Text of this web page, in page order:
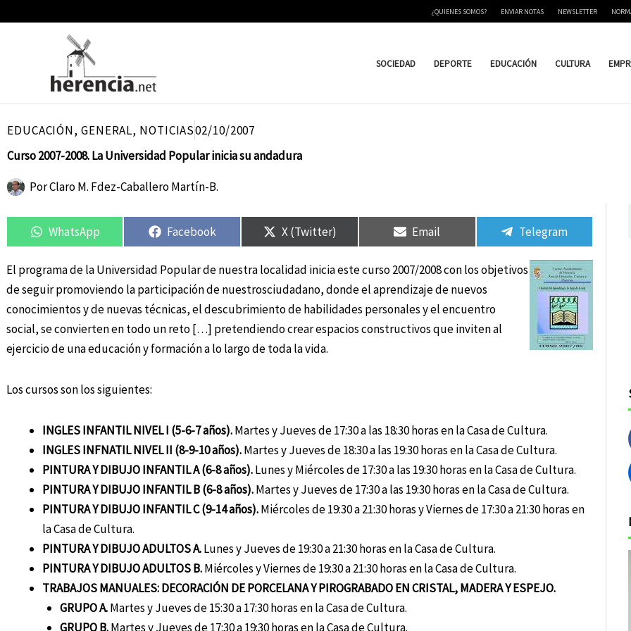
¿QUIENES SOMOS? ENVIAR NOTAS NEWSLETTER
SOCIEDAD DEPORTE EDUCACIÓN CULTURA
EDUCACIÓN, GENERAL, NOTICIAS02/10/2007
Curso 2007-2008. La Universidad Popular inicia su andadura
PorClaro M. Fdez-Caballero Martín-B.
en
WhatsApp
en
Facebook
en
X (Twitter)
en
Email
en
Telegram
El programa de la Universidad Popular de nuestra localidad inicia este curso 2007/2008 con los objetivos
de seguir promoviendo la participación de nuestrosciudadano, donde el aprendizaje de nuevos
conocimientos y de nuevas técnicas, el descubrimiento de habilidades personales y el encuentro
social, se convierten en todo un reto […] pretendiendo crear espacios constructivos que inviten al
ejercicio de una educación y formación a lo largo de toda la vida.
Los cursos son los siguientes:
INGLES INFANTIL NIVEL I (5-6-7 años).Martes y Jueves de 17:30 a las 18:30 horas en la Casa de Cultura.
INGLES INFNATIL NIVEL II (8-9-10 años).Martes y Jueves de 18:30 a las 19:30 horas en la Casa de Cultura.
PINTURA Y DIBUJO INFANTIL A (6-8 años).Lunes y Miércoles de 17:30 a las 19:30 horas en la Casa de Cultura.
PINTURA Y DIBUJO INFANTIL B (6-8 años).Martes y Jueves de 17:30 a las 19:30 horas en la Casa de Cultura.
PINTURA Y DIBUJO INFANTIL C (9-14 años).Miércoles de 19:30 a 21:30 horas y Viernes de 17:30 a 21:30 horas en
la Casa de Cultura.
PINTURA Y DIBUJO ADULTOS A.Lunes y Jueves de 19:30 a 21:30 horas en la Casa de Cultura.
PINTURA Y DIBUJO ADULTOS B.Miércoles y Viernes de 19:30 a 21:30 horas en la Casa de Cultura.
TRABAJOS MANUALES:DECORACIÓN DE PORCELANA Y PIROGRABADO EN CRISTAL, MADERA Y ESPEJO.
GRUPO A.Martes y Jueves de 15:30 a 17:30 horas en la Casa de Cultura.
GRUPO B.Martes y Jueves de 17:30 a 19:30 horas en la Casa de Cultura.
en en en en en